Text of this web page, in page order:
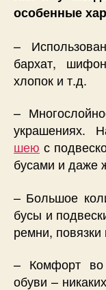
особенные
–
бархат,
хлопок и т.д.
–
украшениях.
шею с
бусами и даже
– Большое
бусы и
ремни, повязки
– Комфорт во
обуви –